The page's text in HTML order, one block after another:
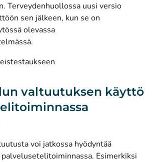
Terveydenhuollossa uusi versio
sen jälkeen, kun se on
olevassa
valtuutuksen käyttö
voi jatkossa hyödyntää
Esimerkiksi